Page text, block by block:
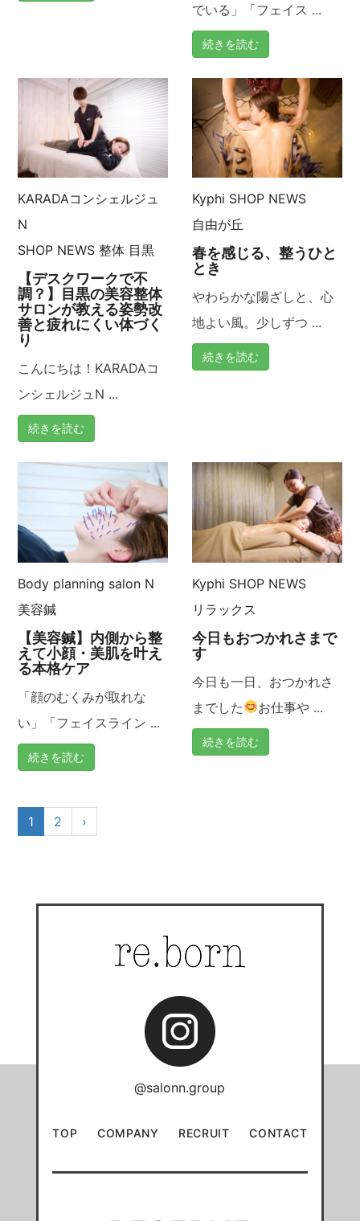
でいる」「フェイス ...
続きを読む
KARADAコンシェルジュ
N
SHOP NEWS 整体 目黒
【デスクワークで不
調？】目黒の美容整体
サロンが教える姿勢改
善と疲れにくい体づく
り
こんにちは！KARADAコ
ンシェルジュN ...
続きを読む
Kyphi SHOP NEWS
自由が丘
春を感じる、整うひと
とき
やわらかな陽ざしと、心
地よい風。少しずつ ...
続きを読む
Body planning salon N
美容鍼
【美容鍼】内側から整
えて小顔・美肌を叶え
る本格ケア
「顔のむくみが取れな
い」「フェイスライン ...
続きを読む
Kyphi SHOP NEWS
リラックス
今日もおつかれさまで
す
今日も一日、おつかれさ
までした
お仕事や ...
続きを読む
1 2 ›
@salonn.group
TOP COMPANY RECRUIT CONTACT